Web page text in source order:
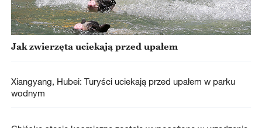
Jak zwierzęta uciekają przed upałem
Xiangyang, Hubei: Turyści uciekają przed upałem w parku
wodnym